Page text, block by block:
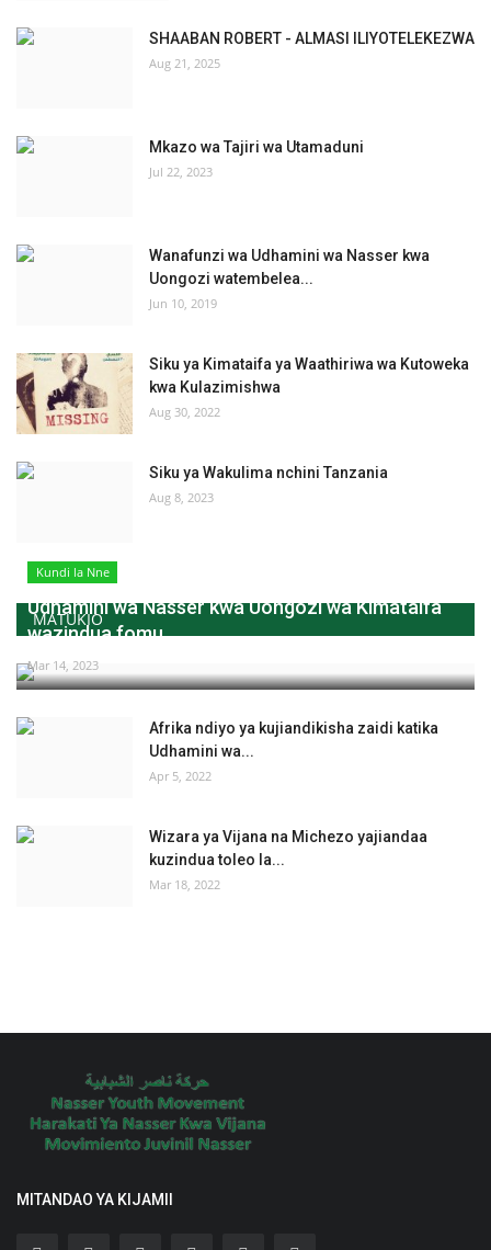
SHAABAN ROBERT - ALMASI ILIYOTELEKEZWA
Aug 21, 2025
Mkazo wa Tajiri wa Utamaduni
Jul 22, 2023
Wanafunzi wa Udhamini wa Nasser kwa
Uongozi watembelea...
Jun 10, 2019
Siku ya Kimataifa ya Waathiriwa wa Kutoweka
kwa Kulazimishwa
Aug 30, 2022
Siku ya Wakulima nchini Tanzania
Aug 8, 2023
MATUKIO
Kundi la Nne
Udhamini wa Nasser kwa Uongozi wa Kimataifa
wazindua fomu...
Mar 14, 2023
Afrika ndiyo ya kujiandikisha zaidi katika
Udhamini wa...
Apr 5, 2022
Wizara ya Vijana na Michezo yajiandaa
kuzindua toleo la...
Mar 18, 2022
MITANDAO YA KIJAMII